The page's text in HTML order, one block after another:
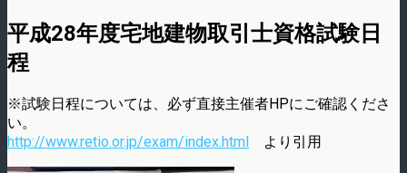
平成28年度宅地建物取引士資格試験日
程
※試験日程については、必ず直接主催者HPにご確認くださ
い。
http://www.retio.or.jp/exam/index.html より引用